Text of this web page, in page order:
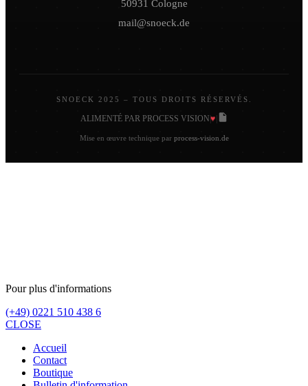
50931 Cologne
mail@snoeck.de
SNOECK 2025 – TOUS DROITS RÉSERVÉS.
ALIMENTÉ PAR PROCESS VISION|♥|
Mise en œuvre technique par process-vision.de
Pour plus d'informations
(+49) 0221 510 438 6
CLOSE
Accueil
Contact
Boutique